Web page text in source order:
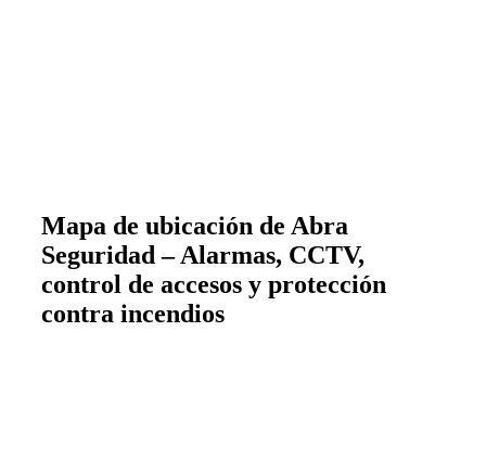
Mapa de ubicación de Abra
Seguridad – Alarmas, CCTV,
control de accesos y protección
contra incendios